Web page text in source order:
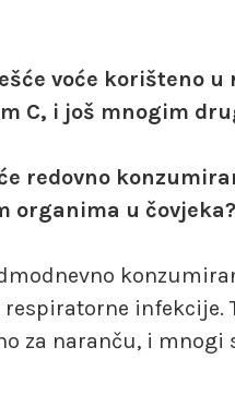
voće korišteno
C, i još mnogim
redovno
organima u čovjeka?
infekcije.
za naranču, i